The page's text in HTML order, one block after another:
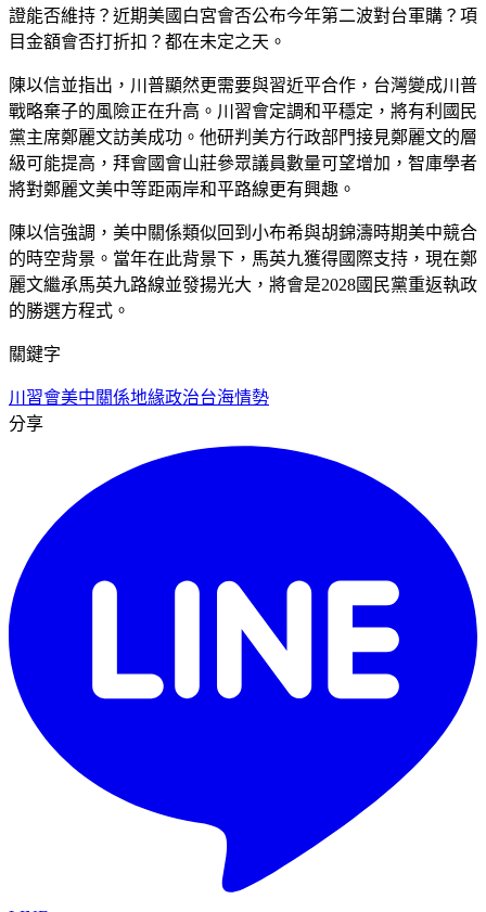
證能否維持？近期美國白宮會否公布今年第二波對台軍購？項
目金額會否打折扣？都在未定之天。
陳以信並指出，川普顯然更需要與習近平合作，台灣變成川普
戰略棄子的風險正在升高。川習會定調和平穩定，將有利國民
黨主席鄭麗文訪美成功。他研判美方行政部門接見鄭麗文的層
級可能提高，拜會國會山莊參眾議員數量可望增加，智庫學者
將對鄭麗文美中等距兩岸和平路線更有興趣。
陳以信強調，美中關係類似回到小布希與胡錦濤時期美中競合
的時空背景。當年在此背景下，馬英九獲得國際支持，現在鄭
麗文繼承馬英九路線並發揚光大，將會是2028國民黨重返執政
的勝選方程式。
關鍵字
川習會美中關係地緣政治台海情勢
分享